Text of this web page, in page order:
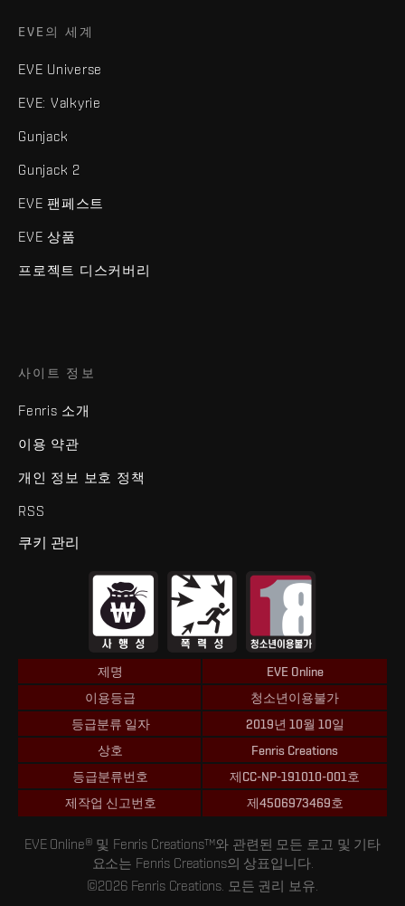
EVE의 세계
EVE Universe
EVE: Valkyrie
Gunjack
Gunjack 2
EVE 팬페스트
EVE 상품
프로젝트 디스커버리
사이트 정보
Fenris 소개
이용 약관
개인 정보 보호 정책
RSS
쿠키 관리
제명
EVE Online
이용등급
청소년이용불가
등급분류 일자
2019년 10월 10일
상호
Fenris Creations
등급분류번호
제CC-NP-191010-001호
제작업 신고번호
제4506973469호
EVE Online® 및 Fenris Creations™와 관련된 모든 로고 및 기타
요소는 Fenris Creations의 상표입니다.
©2026 Fenris Creations. 모든 권리 보유.